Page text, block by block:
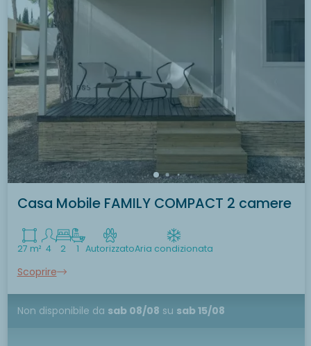
Casa Mobile FAMILY COMPACT 2 camere
27 m² 4 2 1 AutorizzatoAria condizionata
Scoprire
Non disponibile da sab 08/08 su sab 15/08